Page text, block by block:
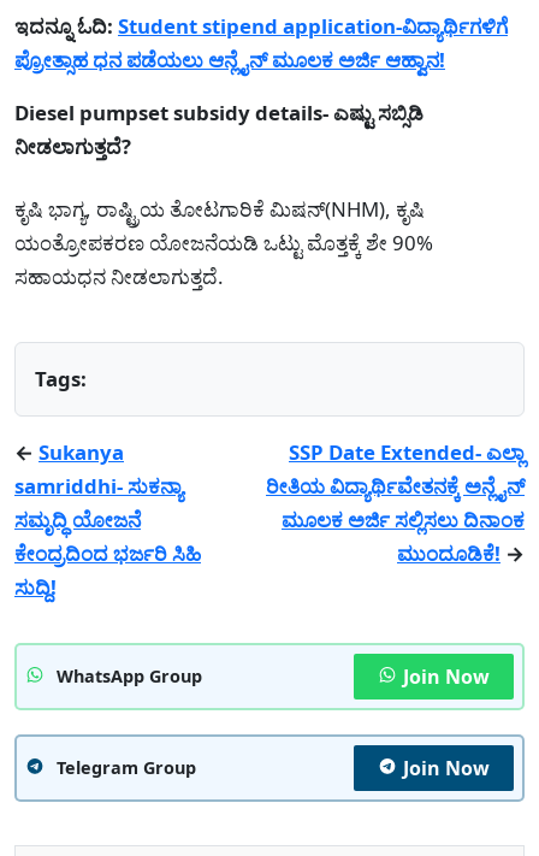
ಇದನ್ನೂ ಓದಿ: Student stipend application-ವಿದ್ಯಾರ್ಥಿಗಳಿಗೆ
ಪ್ರೋತ್ಸಾಹ ಧನ ಪಡೆಯಲು ಆನ್ಲೈನ್ ಮೂಲಕ ಅರ್ಜಿ ಆಹ್ವಾನ!
Diesel pumpset subsidy details- ಎಷ್ಟು ಸಬ್ಸಿಡಿ
ನೀಡಲಾಗುತ್ತದೆ?
ಕೃಷಿ ಭಾಗ್ಯ, ರಾಷ್ಟ್ರಿಯ ತೋಟಗಾರಿಕೆ ಮಿಷನ್(NHM), ಕೃಷಿ
ಯಂತ್ರೋಪಕರಣ ಯೋಜನೆಯಡಿ ಒಟ್ಟು ಮೊತ್ತಕ್ಕೆ ಶೇ 90%
ಸಹಾಯಧನ ನೀಡಲಾಗುತ್ತದೆ.
Tags:
← Sukanya
samriddhi- ಸುಕನ್ಯಾ
ಸಮೃದ್ಧಿ ಯೋಜನೆ
ಕೇಂದ್ರದಿಂದ ಭರ್ಜರಿ ಸಿಹಿ
ಸುದ್ದಿ!
SSP Date Extended- ಎಲ್ಲಾ
ರೀತಿಯ ವಿದ್ಯಾರ್ಥಿವೇತನಕ್ಕೆ ಅನ್ಲೈನ್
ಮೂಲಕ ಅರ್ಜಿ ಸಲ್ಲಿಸಲು ದಿನಾಂಕ
ಮುಂದೂಡಿಕೆ! →
WhatsApp Group Join Now
Telegram Group Join Now